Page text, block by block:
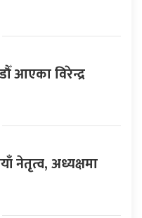
आएका विरेन्द्र
नेतृत्व, अध्यक्षमा